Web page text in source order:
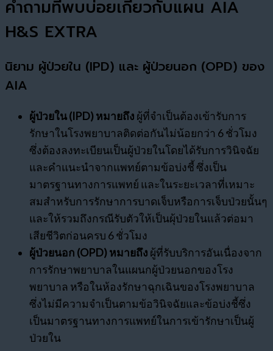
คำถามที่พบบ่อยเกี่ยวกับแผน AIA
H&S EXTRA
นิยาม ผู้ป่วยใน (IPD) และ ผู้ป่วยนอก (OPD) ของ
AIA
ผู้ป่วยใน (IPD) หมายถึง ผู้ที่จำเป็นต้องเข้ารับการ
รักษาในโรงพยาบาลติดต่อกันไม่น้อยกว่า 6 ชั่วโมง
ซึ่งต้องลงทะเบียนเป็นผู้ป่วยในโดยได้รับการวินิจฉัย
และคำแนะนำจากแพทย์ตามข้อบ่งชี้ ซึ่งเป็น
มาตรฐานทางการแพทย์ และในระยะเวลาที่เหมาะ
สมสำหรับการรักษาการบาดเจ็บหรือการเจ็บป่วยนั้นๆ
และให้รวมถึงกรณีรับตัวให้เป็นผุ้ป่วยในแล้วต่อมา
เสียชีวิตก่อนครบ 6 ชั่วโมง
ผู้ป่วยนอก (OPD) หมายถึง ผู้ที่รับบริการอันเนื่องจาก
การรักษาพยาบาลในแผนกผู้ป่วยนอกของโรง
พยาบาล หรือในห้องรักษาฉุกเฉินของโรงพยาบาล
ซึ่งไม่มีความจำเป็นตามข้อวินิจฉัยและข้อบ่งชี้ซึ่ง
เป็นมาตรฐานทางการแพทย์ในการเข้ารักษาเป็นผู้
ป่วยใน